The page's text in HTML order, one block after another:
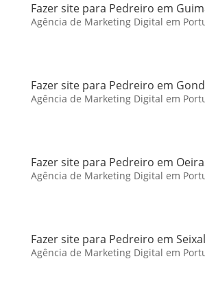
Fazer site para Pedreiro em
Agência de Marketing Digital em
Fazer site para Pedreiro em
Agência de Marketing Digital em
Fazer site para Pedreiro em
Agência de Marketing Digital em
Fazer site para Pedreiro em Seixal
Agência de Marketing Digital em